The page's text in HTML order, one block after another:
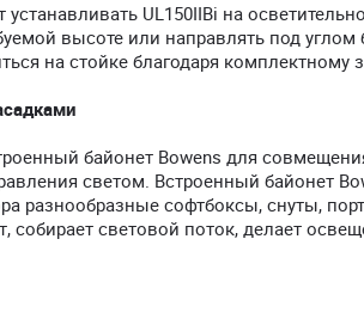
UL150IIBi на
высоте или направлять под углом
на стойке благодаря комплектному
байонет Bowens для
светом. Встроенный байонет
разнообразные софтбоксы, снуты,
собирает световой поток, делает